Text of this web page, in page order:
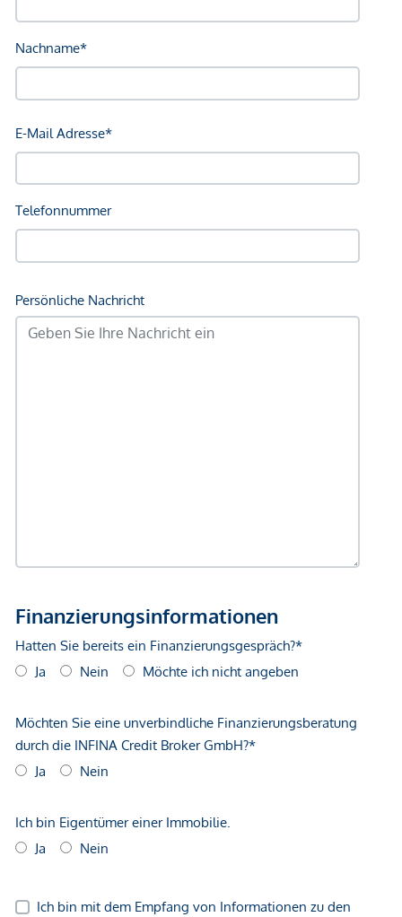
*Der Vertrag kommt nicht mit der INFINA Credit Broker
Immobilienunternehmen angeboten. Allfällige aus dem
Vertragsabschluss resultierende Rechte sind ausschließlich
gegenüber dem anbietenden Immobilienunternehmen
unverbindliche Vorabinformationen sind und daher ohne
Gewähr erfolgen. Der Vermittler ist als Doppelmakler tätig.